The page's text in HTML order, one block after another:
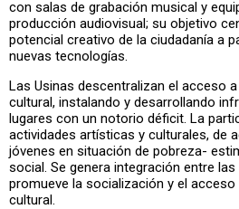
con salas de grabación musical y
producción audiovisual; su objetivo
potencial creativo de la ciudadanía a
nuevas tecnologías.
Las Usinas descentralizan el acceso
cultural, instalando y desarrollando
lugares con un notorio déficit. La
actividades artísticas y culturales, de
jóvenes en situación de pobreza-
social. Se genera integración entre
promueve la socialización y el acceso
cultural.